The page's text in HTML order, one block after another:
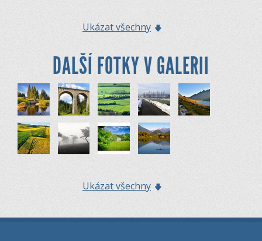
Ukázat všechny
DALŠÍ FOTKY V GALERII
Ukázat všechny